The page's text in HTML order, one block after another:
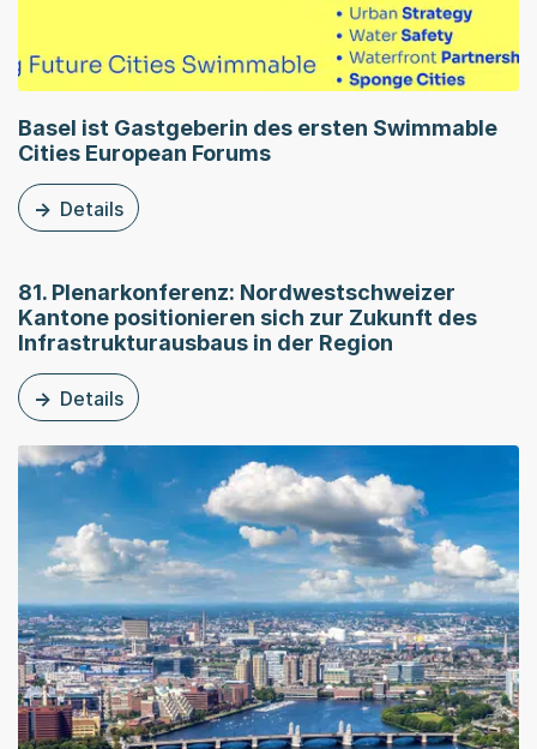
Basel ist Gastgeberin des ersten Swimmable
Cities European Forums
Details
zu dieser News: Basel ist Gastgeberin des ersten
81. Plenarkonferenz: Nordwestschweizer
Kantone positionieren sich zur Zukunft des
Infrastrukturausbaus in der Region
Details
zu dieser News: 81. Plenarkonferenz: